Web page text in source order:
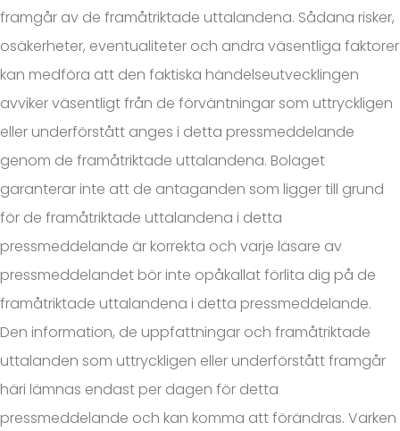
framgår av de framåtriktade uttalandena. Sådana risker,
osäkerheter, eventualiteter och andra väsentliga faktorer
kan medföra att den faktiska händelseutvecklingen
avviker väsentligt från de förväntningar som uttryckligen
eller underförstått anges i detta pressmeddelande
genom de framåtriktade uttalandena. Bolaget
garanterar inte att de antaganden som ligger till grund
för de framåtriktade uttalandena i detta
pressmeddelande är korrekta och varje läsare av
pressmeddelandet bör inte opåkallat förlita dig på de
framåtriktade uttalandena i detta pressmeddelande.
Den information, de uppfattningar och framåtriktade
uttalanden som uttryckligen eller underförstått framgår
häri lämnas endast per dagen för detta
pressmeddelande och kan komma att förändras. Varken